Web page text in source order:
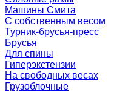
Машины Смита
C собственным весом
Турник-брусья-пресс
Брусья
Для спины
Гиперэкстензии
На свободных весах
Грузоблочные